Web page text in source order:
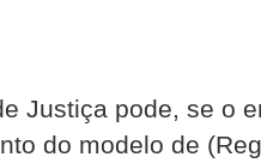
Justiça pode, se o
do modelo de